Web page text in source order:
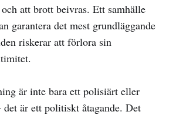
att brott beivras. Ett samhälle
garantera det mest grundläggande
riskerar att förlora sin
är inte bara ett polisiärt eller
är ett politiskt åtagande. Det